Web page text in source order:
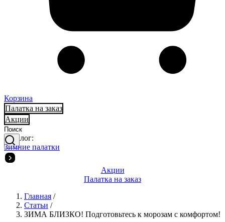
Корзина
Палатка на заказ
Акции
Каталог:
Зимние палатки
Акции
Палатка на заказ
Главная /
Статьи /
ЗИМА БЛИЗКО! Подготовьтесь к морозам с комфортом!